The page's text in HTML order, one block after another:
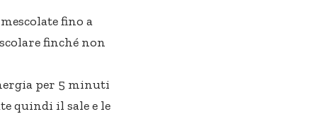
fino a
finché non
per 5 minuti
quindi il sale e le